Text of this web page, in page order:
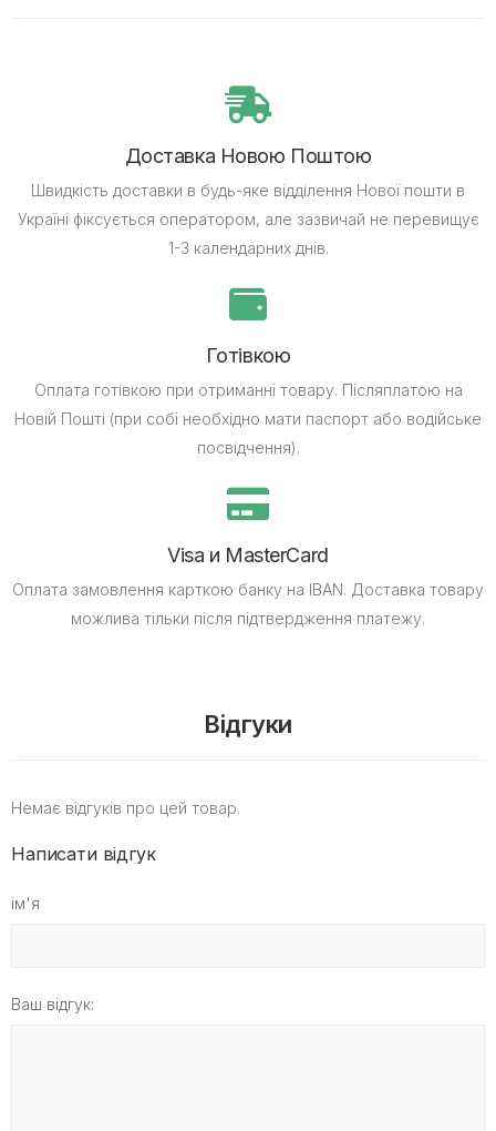
Доставка Новою Поштою
Швидкість доставки в будь-яке відділення Нової пошти в
Україні фіксується оператором, але зазвичай не перевищує
1-3 календарних днів.
Готівкою
Оплата готівкою при отриманні товару. Післяплатою на
Новій Пошті (при собі необхідно мати паспорт або водійське
посвідчення).
Visa и MasterCard
Оплата замовлення карткою банку на IBAN. Доставка товару
можлива тільки після підтвердження платежу.
Відгуки
Немає відгуків про цей товар.
Написати відгук
ім'я
Ваш відгук: